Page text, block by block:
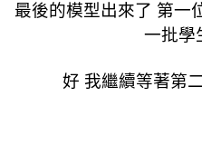
最後的模型出來了 第一
一批學
好 我繼續等著第